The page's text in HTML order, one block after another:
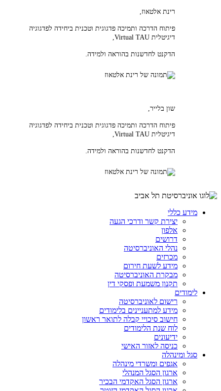
רינת אלטאוז,
פיתוח הדרכה ותמיכה פדגוגית וטכנית ביחידה לפדגוגיה
דיגיטלית Virtual TAU,
הדקנט לחדשנות בהוראה ולמידה.
שון בלייר,
פיתוח הדרכה ותמיכה פדגוגית וטכנית ביחידה לפדגוגיה
דיגיטלית Virtual TAU,
הדקנט לחדשנות בהוראה ולמידה.
מידע כללי
יצירת קשר ודרכי הגעה
אלפון
דרושים
נהלי האוניברסיטה
מכרזים
מידע לשעת חירום
מבקרת האוניברסיטה
תקנון משמעת ופסקי דין
לימודים
רישום לאוניברסיטה
מידע למתעניינים בלימודים
חישוב סיכויי קבלה לתואר ראשון
לוח שנת הלימודים
ידיעונים
כניסה לאזור האישי
סגל ומינהלה
אגפים ומשרדי מינהלה
ארגון הסגל המנהלי
ארגון הסגל האקדמי הבכיר